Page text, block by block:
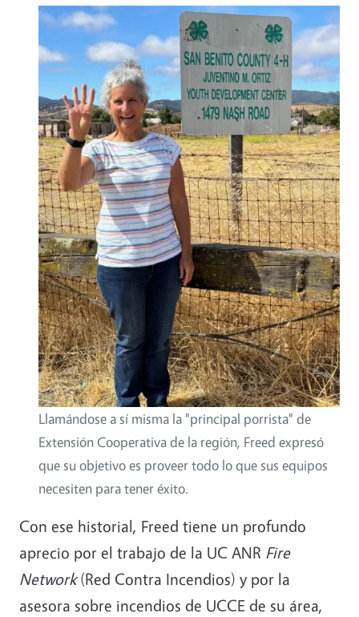
Image
Llamándose a sí misma la "principal porrista" de
Extensión Cooperativa de la región, Freed expresó
que su objetivo es proveer todo lo que sus equipos
necesiten para tener éxito.
Con ese historial, Freed tiene un profundo
aprecio por el trabajo de la UC ANR Fire
Network(Red Contra Incendios) y por la
asesora sobre incendios de UCCE de su área,